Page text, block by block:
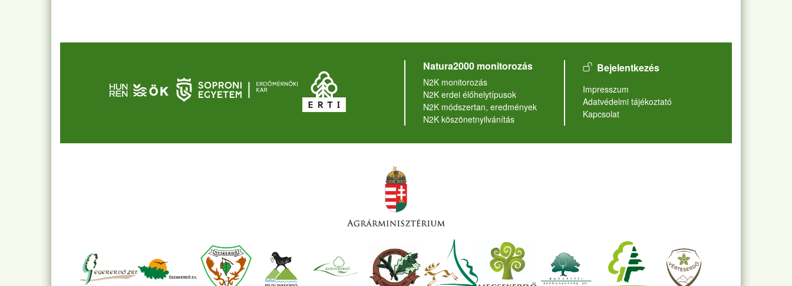
Natura2000 monitorozás
N2K monitorozás
N2K erdei élőhelytípusok
N2K módszertan, eredmények
N2K köszönetnyilvánítás
User account menu
Bejelentkezés
Lábléc
Impresszum
Adatvédelmi tájékoztató
Kapcsolat